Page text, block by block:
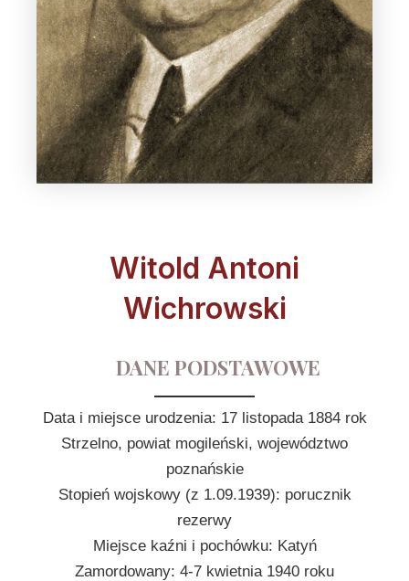
Witold Antoni
Wichrowski
DANE PODSTAWOWE
Data i miejsce urodzenia: 17 listopada 1884 rok
Strzelno, powiat mogileński, województwo
poznańskie
Stopień wojskowy (z 1.09.1939): porucznik
rezerwy
Miejsce kaźni i pochówku: Katyń
Zamordowany: 4-7 kwietnia 1940 roku